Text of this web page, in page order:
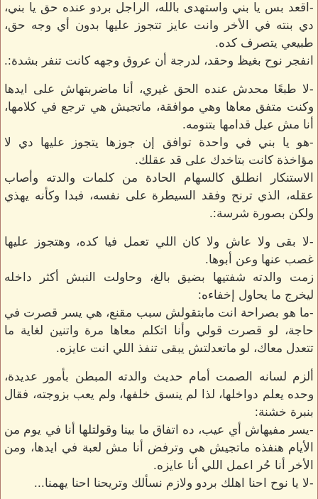
-اقعد بس يا بني واستهدى بالله، الراجل بردو عنده حق يا بني،
دي بنته في الأخر وانت عايز تتجوز عليها بدون أي وجه حق،
طبيعي يتصرف كده.
انفجر نوح بغيظ وحقد، لدرجة أن عروق وجهه كانت تنفر بشدة:.
-لا طبعًا محدش عنده الحق غيري، أنا ماضربتهاش على ايدها
وكنت متفق معاها وهي موافقة، ماتجيش هي ترجع في كلامها،
أنا مش عيل قدامها بتنومه.
-هو يا بني في واحدة توافق إن جوزها يتجوز عليها دي لا
مؤاخذة كانت بتاخدك على قد عقلك.
الاستنكار انطلق كالسهام الحادة من كلمات والدته وأصاب
عقله، الذي ترنح وفقد السيطرة على نفسه، فبدا وكأنه يهذي
ولكن بصورة شرسة:.
-لا بقى ولا عاش ولا كان اللي تعمل فيا كده، وهتجوز عليها
غصب عنها وعن أبوها.
زمت والدته شفتيها بضيق بالغ، وحاولت النبش أكثر داخله
ليخرج ما يحاول إخفاءه:
-ما هو بصراحة انت مابتقولش سبب مقنع، هي يسر قصرت في
حاجة، لو قصرت قولي وأنا اتكلم معاها مرة واتنين لغاية ما
تتعدل معاك، لو ماتعدلتش يبقى تنفذ اللي انت عايزه.
ألزم لسانه الصمت أمام حديث والدته المبطن بأمور عديدة،
وحده يعلم دواخلها، لذا لم ينسق خلفها، ولم يعب بزوجته، فقال
بنبرة خشنة:
-يسر مفيهاش أي عيب، ده اتفاق ما بينا وقولتلها أنا في يوم من
الأيام هنفذه ماتجيش هي وترفض أنا مش لعبة في ايدها، ومن
الأخر أنا حُر اعمل اللي أنا عايزه.
-لا يا نوح احنا اهلك بردو ولازم نسألك وتريحنا احنا يهمنا...